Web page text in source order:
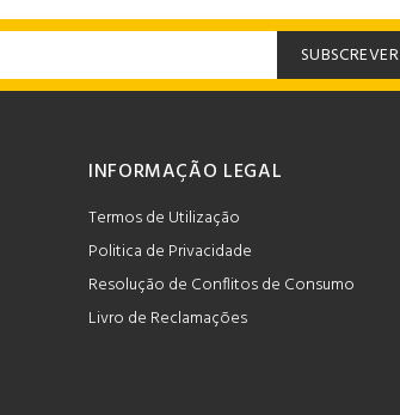
SUBSCREVER
INFORMAÇÃO LEGAL
Termos de Utilização
Politica de Privacidade
Resolução de Conflitos de Consumo
Livro de Reclamações